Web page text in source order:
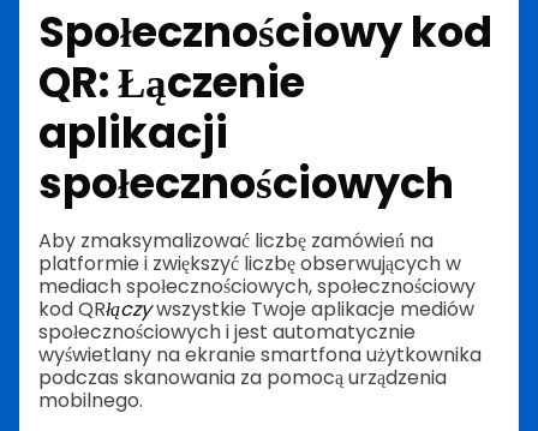
Społecznościowy kod
QR: Łączenie
aplikacji
społecznościowych
Aby zmaksymalizować liczbę zamówień na
platformie i zwiększyć liczbę obserwujących w
mediach społecznościowych, społecznościowy
kod QRłączywszystkie Twoje aplikacje mediów
społecznościowych i jest automatycznie
wyświetlany na ekranie smartfona użytkownika
podczas skanowania za pomocą urządzenia
mobilnego.